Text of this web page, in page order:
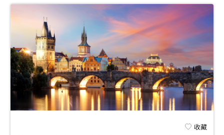
260409001東京自由行-富士山天晴號一日遊｜贈eSIM
香港港島海逸君綽酒店自由行3日(含稅)｜含港島區熱門打卡點一日漫遊(4人成團)
澳門自由行3日含稅|自選熱門酒店-上葡京.葡京人，專屬導遊帶路半日遊、4人成行
收藏
取消收藏
已加入收藏